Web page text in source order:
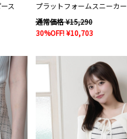
ス
プラットフォームスニーカー
通常価格 ¥15,290
30%OFF! ¥10,703